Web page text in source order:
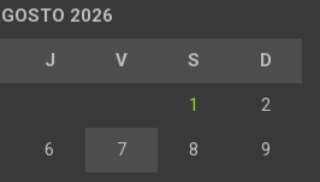
2026
J V S D
1 2
6 7 8 9